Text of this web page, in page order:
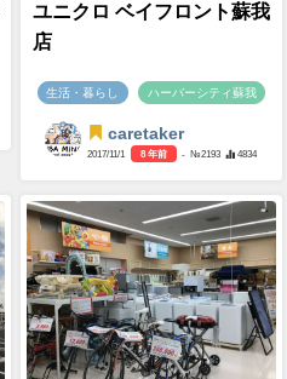
ユニクロ ベイフロント蘇我
店
生活・暮らし ハーバーシティ蘇我
caretaker
2017/11/1 8 年前 - №2193 4834